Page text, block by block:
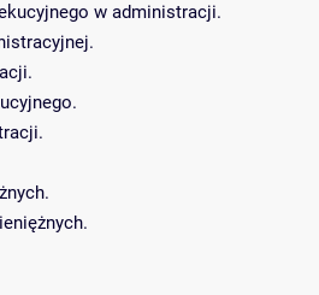
w administracji.